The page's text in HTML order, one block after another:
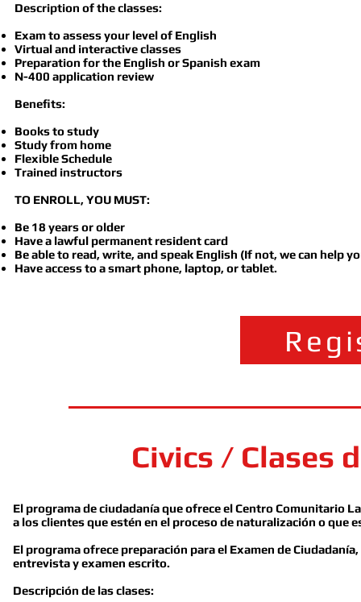
Description of the classes:
Exam to assess your level of English
Virtual and interactive classes
Preparation for the English or Spanish exam
N-400 application review
Benefits:
Books to study
Study from home
Flexible Schedule
Trained instructors
TO ENROLL, YOU MUST:
Be 18 years or older
Have a lawful permanent resident card
Be able to read, write, and speak English (If not, we can help
Have access to a smart phone, laptop, or tablet.
Civics / Clases
El programa de ciudadanía que ofrece el Centro Comunitario
a los clientes que estén en el proceso de naturalización o que
El programa ofrece preparación para el Examen de
entrevista y examen escrito.
Descripción de las clases: